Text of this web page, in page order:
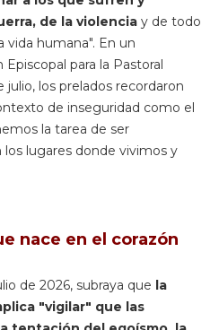
de la violencia y de todo
vida humana". En un
para la Pastoral
julio, los prelados recordaron
de inseguridad como el
la tarea de ser
lugares donde vivimos y
nace en el corazón
de 2026, subraya que la
"vigilar" que las